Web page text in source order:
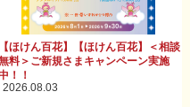
【ほけん百花】【ほけん百花】＜相談
料＞ご新規さまキャンペーン実施
！！
2026.08.03